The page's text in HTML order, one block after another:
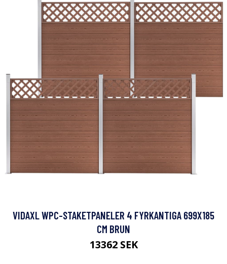
VIDAXL WPC-STAKETPANELER 4 FYRKANTIGA 699X185
CM BRUN
13362 SEK